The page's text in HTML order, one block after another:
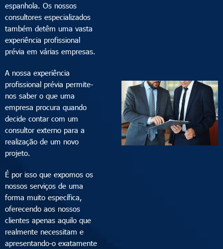
espanhola. Os nossos
consultores especializados
também detêm uma vasta
experiência profissional
prévia em várias empresas.
A nossa experiência
profissional prévia permite-
nos saber o que uma
empresa procura quando
decide contar com um
consultor externo para a
realização de um novo
projeto.
É por isso que expomos os
nossos serviços de uma
forma muito específica,
oferecendo aos nossos
clientes apenas aquilo que
realmente necessitam e
apresentando-o exatamente